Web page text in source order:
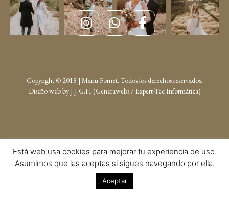
Copyright © 2018 | Manu Fornet. Todos los derechos reservados.
Diseño web byJ.J.G.H (Generawebs / Expert-Tec Informática)
Está web usa cookies para mejorar tu experiencia de uso.
Asumimos que las aceptas si sigues navegando por ella.
Aceptar